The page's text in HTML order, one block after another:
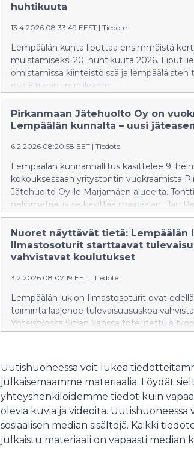
huhtikuuta
13.4.2026 08:33:49 EEST | Tiedote
Lempäälän kunta liputtaa ensimmäistä
muistamiseksi 20. huhtikuuta 2026. Liput
omistamissa kiinteistöissä ja lempääläisten
osallistuvan liputukseen.
Pirkanmaan Jätehuolto Oy on
Lempäälän kunnalta – uusi
6.2.2026 08:20:58 EET | Tiedote
Lempäälän kunnanhallitus käsittelee 9.
kokouksessaan yritystontin vuokraamista
Jätehuolto Oy:lle Marjamäen alueelta.
neliömetriä, ja se käsittää määräalan tilan
389 alueelta. Vuokrattavalle tontille on
Jätehuollon uusi jäteasema Lempäälän
varten. Jäteasemalla välivarastoidaan
jätteitä, kuten esimerkiksi huonekaluja,
Jätehuolto vastaanottaa asemalla
kartonkipakkauksia ja paperia sekä järjestää
vastaanottotoiminnan. Pirkanmaan
jäteasema mahdollistaa toiminnalle lisää
aukioloajat. Uusi asema on tarkoitus avata
vuokrahinta on 15 319, 20 euroa vuodessa.
tonttipäällikkö
Nuoret näyttävät tietä: Lempäälän
Ilmastosoturit starttaavat
vahvistavat koulutukset
3.2.2026 08:07:19 EET | Tiedote
Lempäälän lukion Ilmastosoturit ovat
toiminta laajenee tulevaisuususkoa
Yhteistyössä Sitran kanssa toteutettuja
Uutishuoneessa voit lukea
julkaisemaamme materiaalia. Löydät
yhteyshenkilöidemme tiedot kuin
olevia kuvia ja videoita. Uutishuoneessa
sosiaalisen median sisältöjä. Kaikki
julkaistu materiaali on vapaasti median